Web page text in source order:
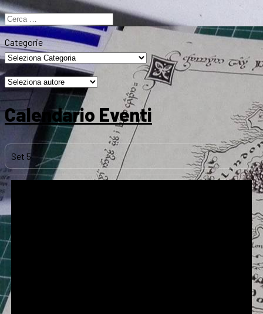
Ricerca
per:
Categorie
Calendario Eventi
Set 5